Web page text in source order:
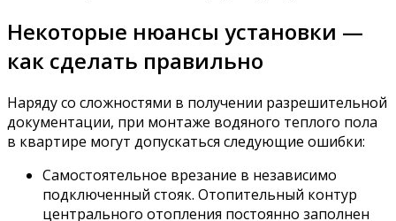
Некоторые нюансы установки —
как сделать правильно
Наряду со сложностями в получении разрешительной
документации, при монтаже водяного теплого пола
в квартире могут допускаться следующие ошибки:
Самостоятельное врезание в независимо
подключенный стояк. Отопительный контур
центрального отопления постоянно заполнен